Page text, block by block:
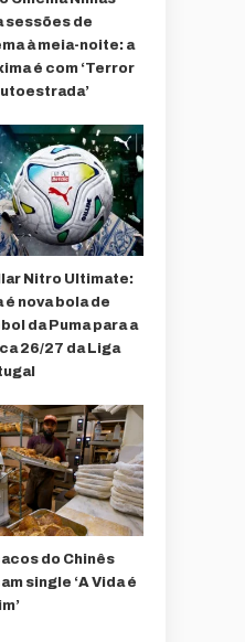
sessões de
à meia-noite: a
é com ‘Terror
Nitro Ultimate:
é nova bola de
da Puma para a
26/27 da Liga
do Chinês
single ‘A Vida é